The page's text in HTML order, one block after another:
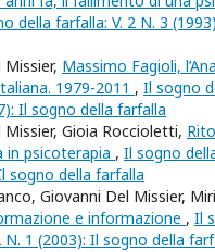
della farfalla: V. 2 N. 3
Massimo Fagioli,
1979-2011 , Il sogno
Il sogno della farfalla
Missier, Gioia Roccioletti,
psicoterapia , Il sogno
sogno della farfalla
Giovanni Del Missier,
e informazione , Il
N. 1 (2003): Il sogno della